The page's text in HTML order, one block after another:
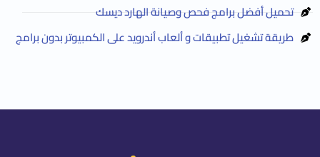
تحميل أفضل برامج فحص وصيانة الهارد ديسك
طريقة تشغيل تطبيقات و ألعاب أندرويد على الكمبيوتر بدون برامج